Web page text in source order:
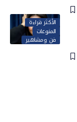
الأكثر قراءة
المنوعات
فن ومشاهير